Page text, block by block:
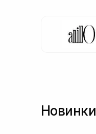
Новинки